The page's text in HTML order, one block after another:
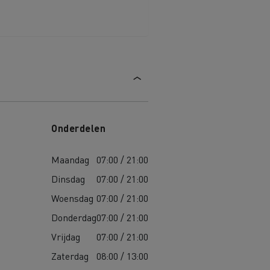
Onderdelen
Maandag
07:00 / 21:00
Dinsdag
07:00 / 21:00
Woensdag 07:00 / 21:00
Donderdag07:00 / 21:00
Vrijdag
07:00 / 21:00
Zaterdag
08:00 / 13:00